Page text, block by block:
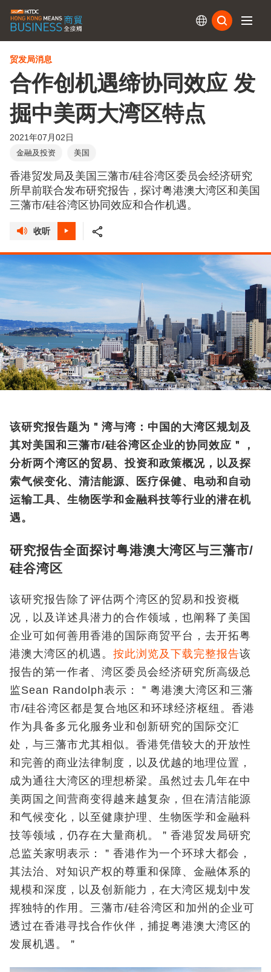
贸发局消息
合作创机遇缔协同效应 发
掘中美两大湾区特点
2021年07月02日
金融及投资 美国
香港贸发局及美国三藩市/硅谷湾区委员会经济研究
所早前联合发布研究报告，探讨粤港澳大湾区和美国
三藩市/硅谷湾区协同效应和合作机遇。
收听
该研究报告题为＂湾与湾：中国的大湾区规划及
其对美国和三藩市/硅谷湾区企业的协同效应＂，
分析两个湾区的贸易、投资和政策概况，以及探
索气候变化、清洁能源、医疗保健、电动和自动
运输工具、生物医学和金融科技等行业的潜在机
遇。
研究报告全面探讨粤港澳大湾区与三藩市/
硅谷湾区
该研究报告除了评估两个湾区的贸易和投资概
况，以及详述具潜力的合作领域，也阐释了美国
企业可如何善用香港的国际商贸平台，去开拓粤
港澳大湾区的机遇。 按此浏览及下载完整报告该
报告的第一作者、湾区委员会经济研究所高级总
监Sean Randolph表示：＂粤港澳大湾区和三藩
市/硅谷湾区都是复合地区和环球经济枢纽。香港
作为具备多元化服务业和创新研究的国际交汇
处，与三藩市尤其相似。香港凭借较大的开放性
和完善的商业法律制度，以及优越的地理位置，
成为通往大湾区的理想桥梁。虽然过去几年在中
美两国之间营商变得越来越复杂，但在清洁能源
和气候变化，以至健康护理、生物医学和金融科
技等领域，仍存在大量商机。＂香港贸发局研究
总监关家明表示：＂香港作为一个环球大都会，
其法治、对知识产权的尊重和保障、金融体系的
规模和深度，以及创新能力，在大湾区规划中发
挥独特的作用。三藩市/硅谷湾区和加州的企业可
透过在香港寻找合作伙伴，捕捉粤港澳大湾区的
发展机遇。＂